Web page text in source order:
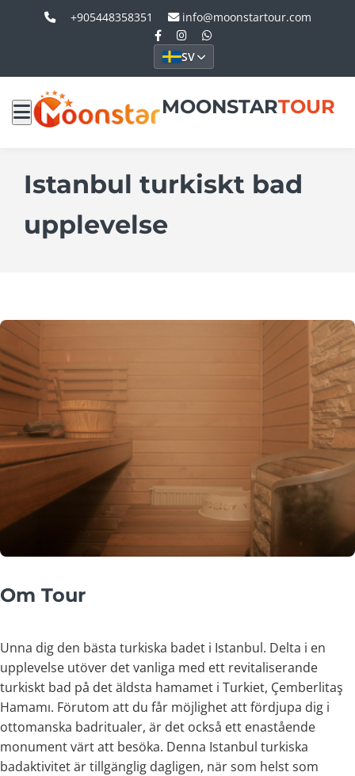
+905448358351 info@moonstartour.com
SV
MOONSTARTOUR
Istanbul turkiskt bad
upplevelse
Om Tour
Unna dig den bästa turkiska badet i Istanbul. Delta i en
upplevelse utöver det vanliga med ett revitaliserande
turkiskt bad på det äldsta hamamet i Turkiet, Çemberlitaş
Hamamı. Förutom att du får möjlighet att fördjupa dig i
ottomanska badritualer, är det också ett enastående
monument värt att besöka. Denna Istanbul turkiska
badaktivitet är tillgänglig dagligen, när som helst som